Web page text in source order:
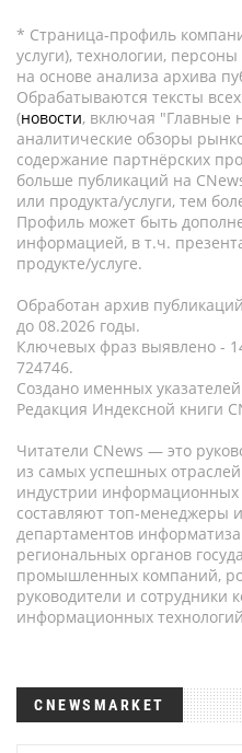
* Страница-профиль
услуги), технологии,
на основе анализа архива
Обрабатываются тексты
(новости, включая "Главные
аналитические обзоры
содержание партнёрских
больше публикаций на
или продукта/услуги, тем
Профиль может быть
информацией, в т.ч.
продукте/услуге.
Обработан архив
до 08.2026 годы.
Ключевых фраз выявлено -
724746.
Создано именных
Редакция Индексной книги
Читатели CNews — это
из самых успешных
индустрии информационных
составляют топ-менеджеры
департаментов
региональных органов
промышленных компаний,
руководители и сотрудники
информационных технологий
CNEWSMARKET